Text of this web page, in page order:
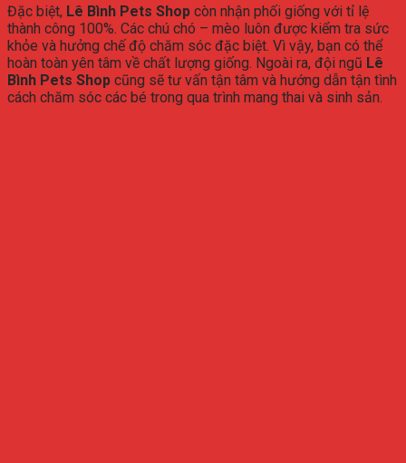
Đặc biệt, Lê Bình Pets Shop còn nhận phối giống với tỉ lệ
thành công 100%. Các chú chó – mèo luôn được kiểm tra sức
khỏe và hưởng chế độ chăm sóc đặc biệt. Vì vậy, bạn có thể
hoàn toàn yên tâm về chất lượng giống. Ngoài ra, đội ngũ Lê
Bình Pets Shop cũng sẽ tư vấn tận tâm và hướng dẫn tận tình
cách chăm sóc các bé trong qua trình mang thai và sinh sản.